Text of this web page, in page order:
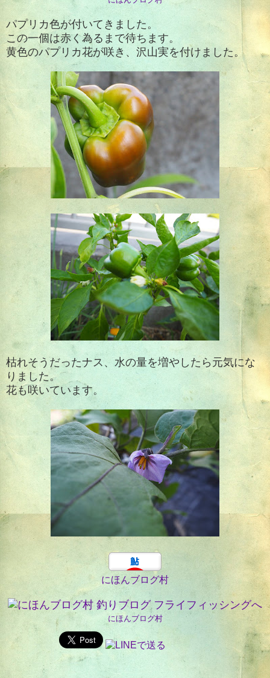
パプリカ色が付いてきました。
この一個は赤く為るまで待ちます。
黄色のパプリカ花が咲き、沢山実を付けました。
枯れそうだったナス、水の量を増やしたら元気にな
りました。
花も咲いています。
にほんブログ村
にほんブログ村